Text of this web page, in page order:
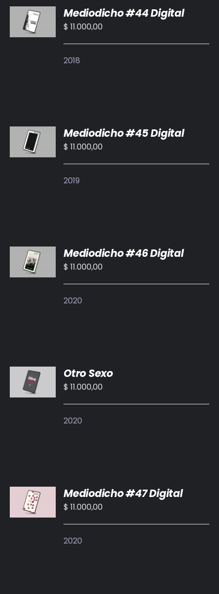
AL
CARRITO
/
Mediodicho #44 Digital
$ 11.000,00
2018
AL
CARRITO
/
Mediodicho #45 Digital
$ 11.000,00
2019
AL
CARRITO
/
Mediodicho #46 Digital
$ 11.000,00
2020
AL
CARRITO
/
Otro Sexo
$ 11.000,00
2020
AL
CARRITO
/
Mediodicho #47 Digital
$ 11.000,00
2020